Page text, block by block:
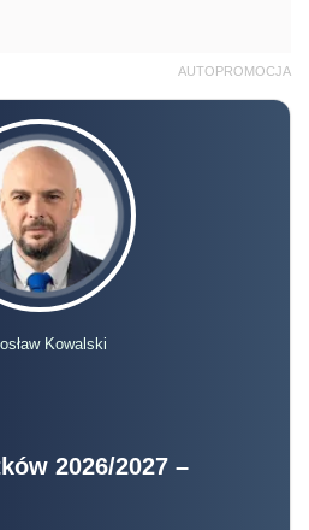
AUTOPROMOCJA
Kowalski
2026/2027 –